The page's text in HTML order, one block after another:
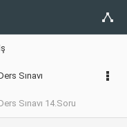
Sınavı
Sınavı 14.Soru